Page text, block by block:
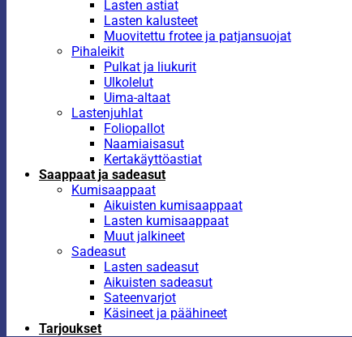
Lasten astiat
Lasten kalusteet
Muovitettu frotee ja patjansuojat
Pihaleikit
Pulkat ja liukurit
Ulkolelut
Uima-altaat
Lastenjuhlat
Foliopallot
Naamiaisasut
Kertakäyttöastiat
Saappaat ja sadeasut
Kumisaappaat
Aikuisten kumisaappaat
Lasten kumisaappaat
Muut jalkineet
Sadeasut
Lasten sadeasut
Aikuisten sadeasut
Sateenvarjot
Käsineet ja päähineet
Tarjoukset